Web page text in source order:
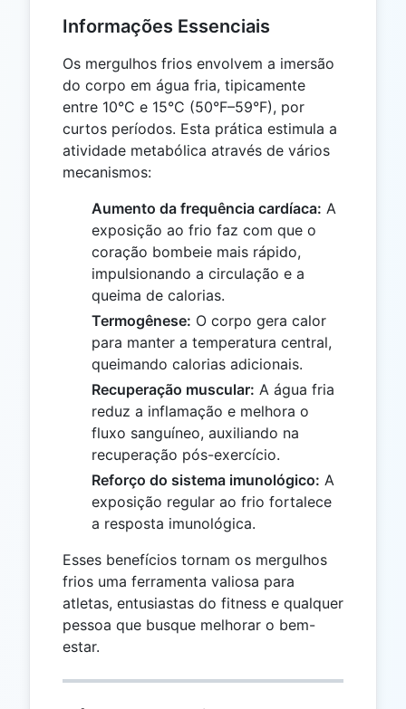
Informações Essenciais
Os mergulhos frios envolvem a imersão
do corpo em água fria, tipicamente
entre 10°C e 15°C (50°F–59°F), por
curtos períodos. Esta prática estimula a
atividade metabólica através de vários
mecanismos:
Aumento da frequência cardíaca: A
exposição ao frio faz com que o
coração bombeie mais rápido,
impulsionando a circulação e a
queima de calorias.
Termogênese: O corpo gera calor
para manter a temperatura central,
queimando calorias adicionais.
Recuperação muscular: A água fria
reduz a inflamação e melhora o
fluxo sanguíneo, auxiliando na
recuperação pós-exercício.
Reforço do sistema imunológico: A
exposição regular ao frio fortalece
a resposta imunológica.
Esses benefícios tornam os mergulhos
frios uma ferramenta valiosa para
atletas, entusiastas do fitness e qualquer
pessoa que busque melhorar o bem-
estar.